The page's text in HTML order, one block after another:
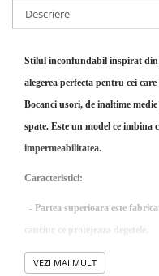
Descriere
Stilul inconfundabil inspirat
alegerea perfecta pentru cei
Bocanci usori, de inaltime
spate. Este un model ce imbina
impermeabilitatea.
Caracteristici:
- Partea superioara este
cauciuc ce protejeaza degetele.
- Sistemul de insiretare
siretului ce coboara pana la
VEZI MAI MULT